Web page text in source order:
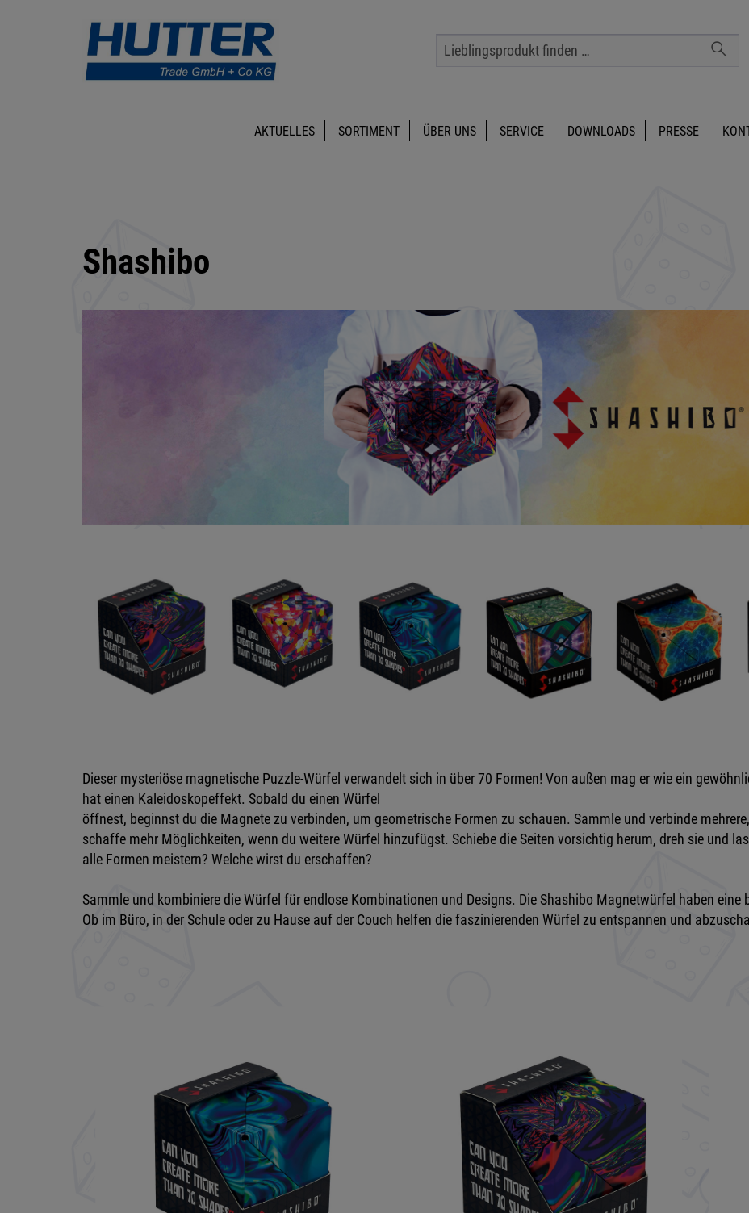
AKTUELLES SORTIMENT ÜBER UNS SERVICE DOWNLOADS PRESSE
Shashibo
Dieser mysteriöse magnetische Puzzle-Würfel verwandelt sich in über 70 Formen! Von außen mag er wie ein
hat einen Kaleidoskopeffekt. Sobald du einen Würfel
öffnest, beginnst du die Magnete zu verbinden, um geometrische Formen zu schauen. Sammle und verbinde
schaffe mehr Möglichkeiten, wenn du weitere Würfel hinzufügst. Schiebe die Seiten vorsichtig herum, dreh sie und
alle Formen meistern? Welche wirst du erschaffen?
Sammle und kombiniere die Würfel für endlose Kombinationen und Designs. Die Shashibo Magnetwürfel haben eine
Ob im Büro, in der Schule oder zu Hause auf der Couch helfen die faszinierenden Würfel zu entspannen und